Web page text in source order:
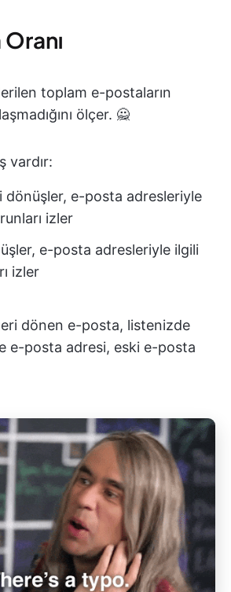
Oranı
toplam e-postaların
ölçer. 🙅
vardır:
dönüşler, e-posta adresleriyle
izler
e-posta adresleriyle ilgili
izler
dönen e-posta, listenizde
e-posta adresi, eski e-posta